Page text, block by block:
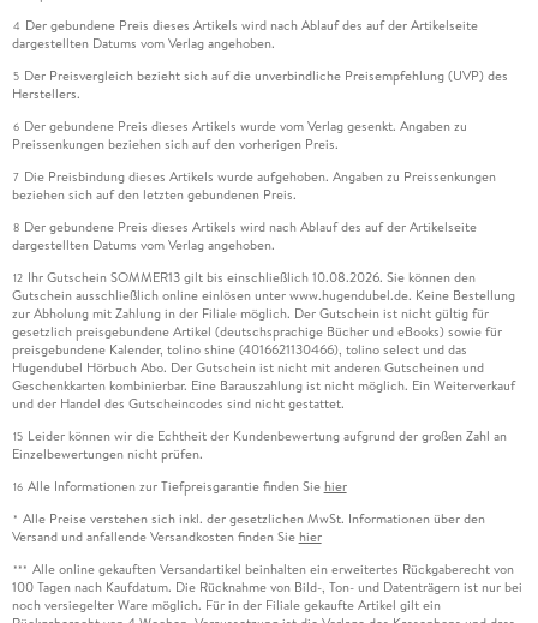
4 Der gebundene Preis dieses Artikels wird nach Ablauf des auf der Artikelseite
dargestellten Datums vom Verlag angehoben.
5 Der Preisvergleich bezieht sich auf die unverbindliche Preisempfehlung (UVP) des
Herstellers.
6 Der gebundene Preis dieses Artikels wurde vom Verlag gesenkt. Angaben zu
Preissenkungen beziehen sich auf den vorherigen Preis.
7 Die Preisbindung dieses Artikels wurde aufgehoben. Angaben zu Preissenkungen
beziehen sich auf den letzten gebundenen Preis.
8 Der gebundene Preis dieses Artikels wird nach Ablauf des auf der Artikelseite
dargestellten Datums vom Verlag angehoben.
12 Ihr Gutschein SOMMER13 gilt bis einschließlich 10.08.2026. Sie können den
Gutschein ausschließlich online einlösen unter www.hugendubel.de. Keine Bestellung
zur Abholung mit Zahlung in der Filiale möglich. Der Gutschein ist nicht gültig für
gesetzlich preisgebundene Artikel (deutschsprachige Bücher und eBooks) sowie für
preisgebundene Kalender, tolino shine (4016621130466), tolino select und das
Hugendubel Hörbuch Abo. Der Gutschein ist nicht mit anderen Gutscheinen und
Geschenkkarten kombinierbar. Eine Barauszahlung ist nicht möglich. Ein Weiterverkauf
und der Handel des Gutscheincodes sind nicht gestattet.
15 Leider können wir die Echtheit der Kundenbewertung aufgrund der großen Zahl an
Einzelbewertungen nicht prüfen.
16 Alle Informationen zur Tiefpreisgarantie finden Sie hier
* Alle Preise verstehen sich inkl. der gesetzlichen MwSt. Informationen über den
Versand und anfallende Versandkosten finden Sie hier
*** Alle online gekauften Versandartikel beinhalten ein erweitertes Rückgaberecht von
100 Tagen nach Kaufdatum. Die Rücknahme von Bild-, Ton- und Datenträgern ist nur bei
noch versiegelter Ware möglich. Für in der Filiale gekaufte Artikel gilt ein